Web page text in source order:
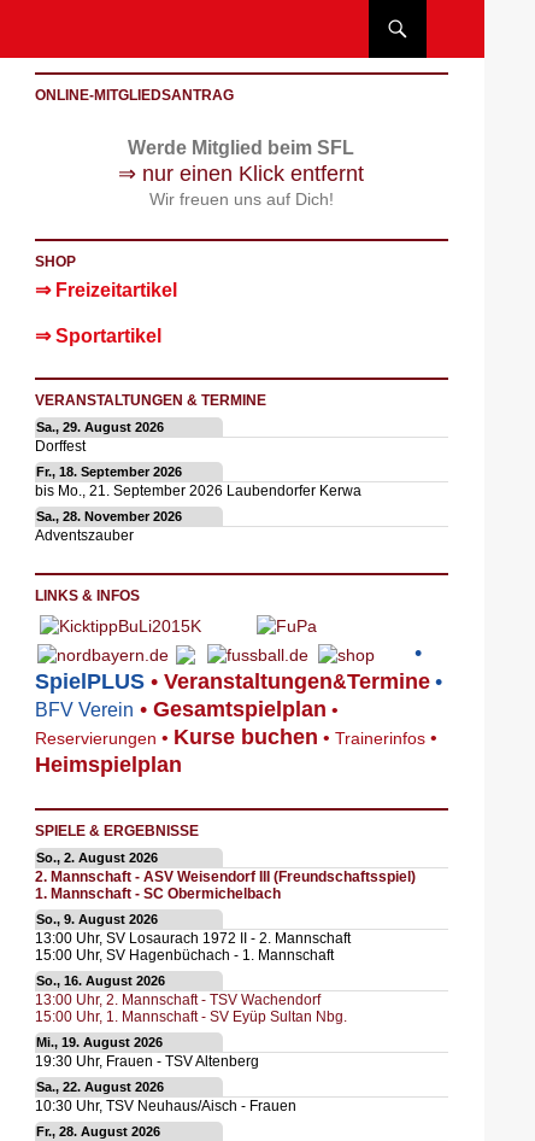
ONLINE-MITGLIEDSANTRAG
Werde Mitglied beim SFL
⇒ nur einen Klick entfernt
Wir freuen uns auf Dich!
SHOP
⇒ Freizeitartikel
⇒ Sportartikel
VERANSTALTUNGEN & TERMINE
Sa., 29. August 2026
Dorffest
Fr., 18. September 2026
bis Mo., 21. September 2026 Laubendorfer Kerwa
Sa., 28. November 2026
Adventszauber
LINKS & INFOS
•
SpielPLUS • Veranstaltungen&Termine •
BFV Verein • Gesamtspielplan •
Reservierungen • Kurse buchen • Trainerinfos •
Heimspielplan
SPIELE & ERGEBNISSE
So., 2. August 2026
2. Mannschaft - ASV Weisendorf III (Freundschaftsspiel)
1. Mannschaft - SC Obermichelbach
So., 9. August 2026
13:00Uhr, SV Losaurach 1972 II - 2. Mannschaft
15:00Uhr, SV Hagenbüchach - 1. Mannschaft
So., 16. August 2026
13:00Uhr, 2. Mannschaft - TSV Wachendorf
15:00Uhr, 1. Mannschaft - SV Eyüp Sultan Nbg.
Mi., 19. August 2026
19:30Uhr, Frauen - TSV Altenberg
Sa., 22. August 2026
10:30Uhr, TSV Neuhaus/Aisch - Frauen
Fr., 28. August 2026